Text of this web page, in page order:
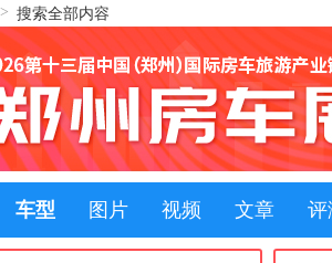
> 搜索全部内容
车型 图片 视频 文章 评